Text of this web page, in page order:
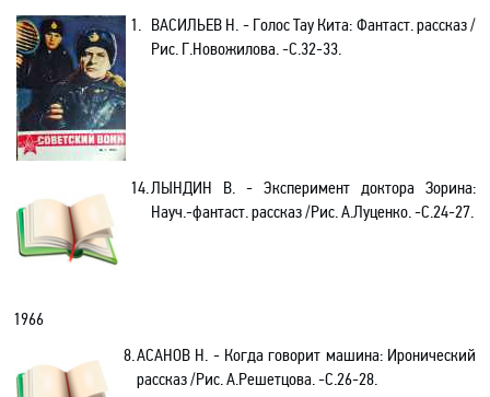
1. ВАСИЛЬЕВ Н. - Голос Тау Кита: Фантаст. рассказ /
Рис. Г.Новожилова. -С.32-33.
14.ЛЫНДИН В. - Эксперимент доктора Зорина:
Науч.-фантаст. рассказ /Рис. А.Луценко. -C.24-27.
1966
8.АСАНОВ Н. - Когда говорит машина: Иронический
рассказ /Рис. А.Решетцова. -C.26-28.